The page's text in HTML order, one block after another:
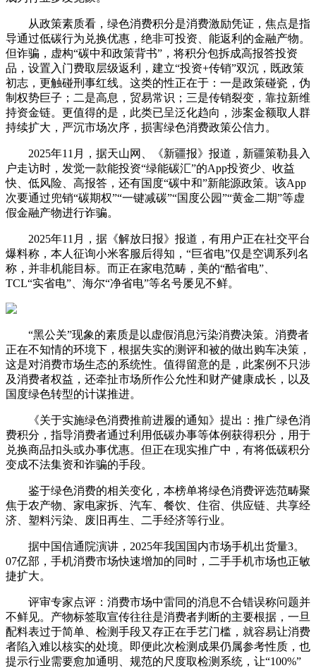
从政策素质看，绿色消费积分是消费激励凭证，焦点是指
导通过低碳行为兑换优惠，绝非可投资、能返利的金融产物。
但诈骗，虚构“碳中和政策背书”，将积分包拆成高报答投资
品，设置入门费取层级返利，建立“投资+传销”双沉，既政策
初志，更触碰刑事红线。这类的性正在于：一是政策碰瓷，伪
制权势巨子；二是高息，贸易常识；三是传销裂变，靠拉新维
持资金链。更值得的是，此类已呈泛化趋向，涉案金额取人群
持续扩大，严沉市场次序，损害绿色消费政策公信力。
2025年11月，据天山网、《新疆报》报道，新疆策勒县入
户走访时，发觉一款能投资“绿能碳汇”的App投资少、收益
快、低风险、高报答，还有国度“碳中和”新能源政策。该App
次要通过兜销“碳期权”“一键减碳”“国度公园”“黄金二期”等虚
假金融产物进行诈骗。
2025年11月，据《解放日报》报道，有用户正在社交平台
爆料称，本人征询小米客服后得知，“巨省电”仅是空调系列名
称，并非机能目标。而正在家电范畴，美的“酷省电”、
TCL“实省电”、海尔“净省电”等名号屡见不鲜。
“黑公关”现象的素质是以虚假消息污染消费决策。消费者
正在不知情的环境下，根据失实的测评和被的做出购车决策，
这是对消费市场生态的系统性。值得留意的是，此案例不只涉
及消费者权益，还牵扯市场所作公允性和财产健康成长，以及
国度绿色转型的计谋推进。
《关于实施绿色消费推前进履的通知》提出：推广绿色消
费积分，指导消费者通过利用低碳办事等体例获得积分，用于
兑换商品扣头或办事优惠。但正在现实推广中，有将低碳积分
变成不法集资和诈骗的手段。
鉴于绿色消费的相关变化，本榜单将绿色消费评选范畴聚
焦于农产物、家电家拆、汽车、餐饮、住宿、供应链、共享经
济、塑料污染、废旧再生、二手经济等行业。
据中国信通院演讲，2025年我国国内市场手机出货量3。
07亿部，手机消费市场快速增加的同时，二手手机市场也正敏
捷扩大。
评审专家点评：消费市场中雷同的消息不合错误称问题并
不鲜见。产物标签取宣传往往是消费者判断的主要根据，一旦
配料表过于简单、检测手段又存正在手艺门槛，就容易让消费
者陷入难以核实的处境。即便此次检测成果仍属参考性质，也
提示行业需要愈加通明、规范的尺度取检测系统，让“100%”